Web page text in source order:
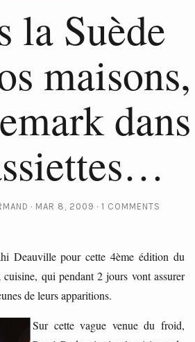
la Suède
maisons,
dans
MAR 8, 2009 1 COMMENTS
Deauville pour cette 4ème édition du
qui pendant 2 jours vont assurer
de leurs apparitions.
Sur cette vague venue du froid,